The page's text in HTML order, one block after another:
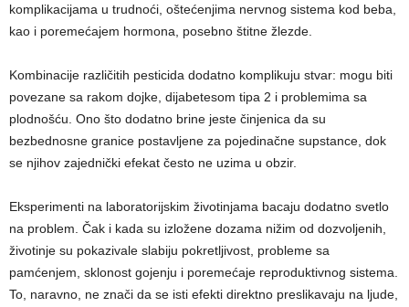
komplikacijama u trudnoći, oštećenjima nervnog sistema kod beba,
kao i poremećajem hormona, posebno štitne žlezde.
Kombinacije različitih pesticida dodatno komplikuju stvar: mogu biti
povezane sa rakom dojke, dijabetesom tipa 2 i problemima sa
plodnošću. Ono što dodatno brine jeste činjenica da su
bezbednosne granice postavljene za pojedinačne supstance, dok
se njihov zajednički efekat često ne uzima u obzir.
Eksperimenti na laboratorijskim životinjama bacaju dodatno svetlo
na problem. Čak i kada su izložene dozama nižim od dozvoljenih,
životinje su pokazivale slabiju pokretljivost, probleme sa
pamćenjem, sklonost gojenju i poremećaje reproduktivnog sistema.
To, naravno, ne znači da se isti efekti direktno preslikavaju na ljude,